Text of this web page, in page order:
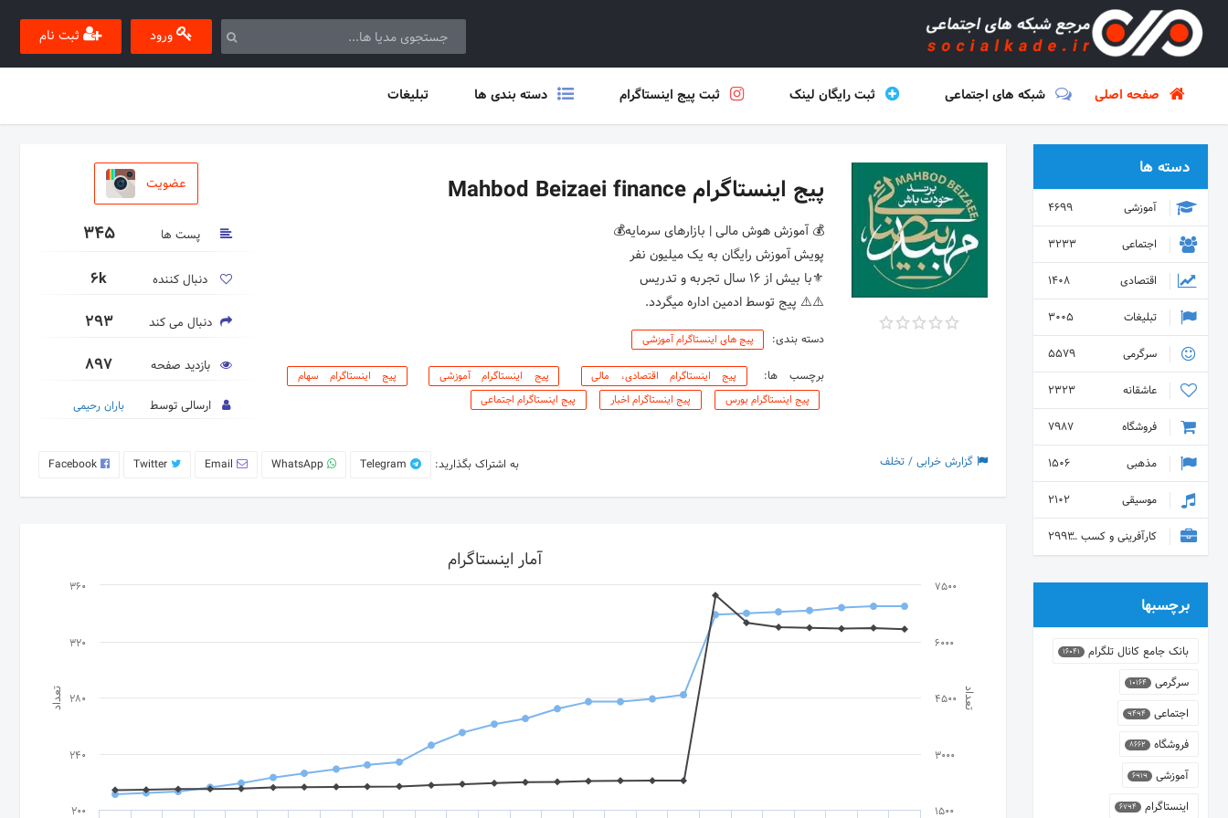
ورود ثبت نام
صفحه اصلی شبکه های اجتماعی ثبت رایگان لینک ثبت پیج اینستاگرام دسته بندی ها تبلیغات
پیج اینستاگرام Mahbod Beizaei finance
پویش آموزش رایگان به یک میلیون نفر
⚜️با بیش از 16 سال تجربه و تدریس
⚠️⚠️ پیج توسط ادمین اداره میگردد.
دسته بندی: پیج های اینستاگرام آموزشی
برچسب ها: پیج اینستاگرام اقتصادی، مالی پیج اینستاگرام آموزشی
پیج اینستاگرام سهام
پیج اینستاگرام بورس
پیج اینستاگرام اخبار پیج اینستاگرام اجتماعی
عضویت
پست ها 345
دنبال کننده 6k
دنبال می کند 293
بازدید صفحه 897
ارسالی توسط باران رحیمی
به اشتراک بگذارید: Telegram
WhatsApp
Email
Twitter
Facebook گزارش خرابی / تخلف
تعداد تعداد
آمار اینستاگرام
200
240
280
320
360
1500
3000
4500
6000
7500
دسته ها
آموزشی
4699
اجتماعی
3233
اقتصادی
1408
تبلیغات
3005
سرگرمی
5579
عاشقانه
2323
فروشگاه
7987
مذهبی
1506
موسیقی
2102
کارآفرینی و کسب و کار 2993
برچسبها
بانک جامع کانال تلگرام 16041
سرگرمی 10164
اجتماعی 9494
فروشگاه 8662
آموزشی 6919
اینستاگرام 6794